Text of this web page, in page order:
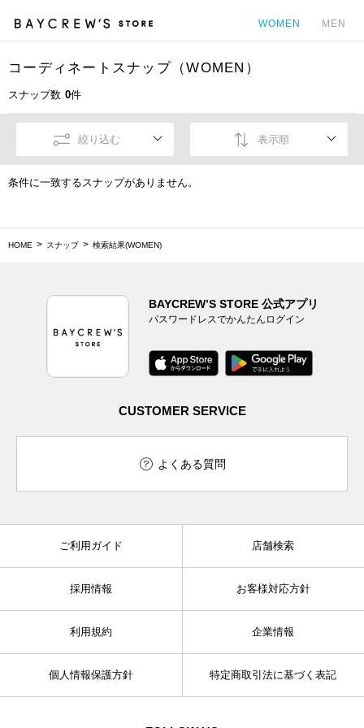
WOMEN MEN
コーディネートスナップ（WOMEN）
スナップ数 0件
絞り込む 表示順
条件に一致するスナップがありません。
HOME スナップ 検索結果(WOMEN)
BAYCREW’S STORE 公式アプリ
パスワードレスでかんたんログイン
CUSTOMER SERVICE
よくある質問
ご利用ガイド 店舗検索
採用情報 お客様対応方針
利用規約 企業情報
個人情報保護方針 特定商取引法に基づく表記